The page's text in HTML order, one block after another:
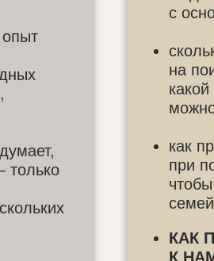
КАК
К
с
на
как
при
только